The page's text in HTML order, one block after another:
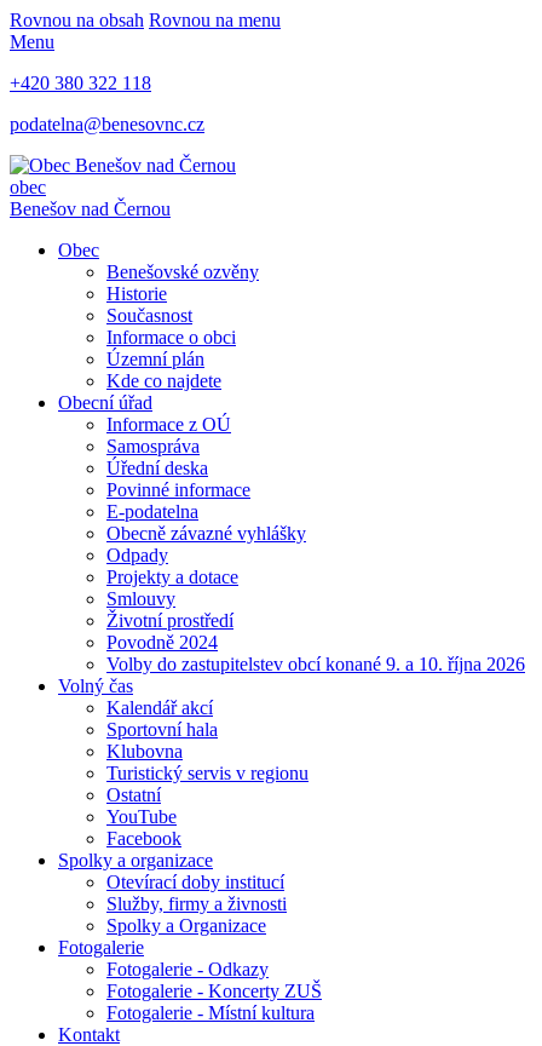
Rovnou na obsah Rovnou na menu
Menu
+420 380 322 118
podatelna@benesovnc.cz
obec
Benešov nad Černou
Obec
Benešovské ozvěny
Historie
Současnost
Informace o obci
Územní plán
Kde co najdete
Obecní úřad
Informace z OÚ
Samospráva
Úřední deska
Povinné informace
E-podatelna
Obecně závazné vyhlášky
Odpady
Projekty a dotace
Smlouvy
Životní prostředí
Povodně 2024
Volby do zastupitelstev obcí konané 9. a 10. října 2026
Volný čas
Kalendář akcí
Sportovní hala
Klubovna
Turistický servis v regionu
Ostatní
YouTube
Facebook
Spolky a organizace
Otevírací doby institucí
Služby, firmy a živnosti
Spolky a Organizace
Fotogalerie
Fotogalerie - Odkazy
Fotogalerie - Koncerty ZUŠ
Fotogalerie - Místní kultura
Kontakt